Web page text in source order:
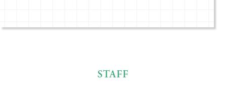
STAFF